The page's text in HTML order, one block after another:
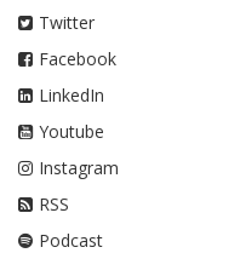
Twitter
Facebook
LinkedIn
Youtube
Instagram
RSS
Podcast